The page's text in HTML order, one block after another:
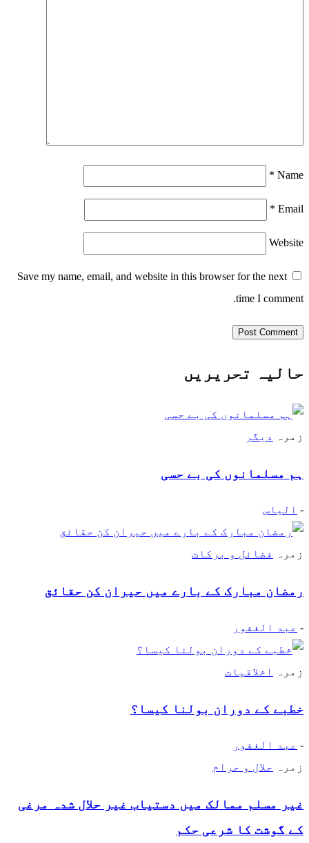
Name
*
Email
*
Website
Save my name, email, and website in this browser for the next
time I comment.
حالیہ تحریریں
زمرہ دیگر
ہم مسلمانوں کی بے حسی
- الیاس
زمرہ فضائل و برکات
رمضان مبارک کے بارے میں حیران کن حقائق
- عبد الغفور
زمرہ اخلاقیات
خطبے کے دوران بولنا کیسا؟
- عبد الغفور
زمرہ
حلال و حرام
غیر مسلم ممالک میں دستیاب غیر حلال شدہ مرغی
کے گوشت کا شرعی حکم